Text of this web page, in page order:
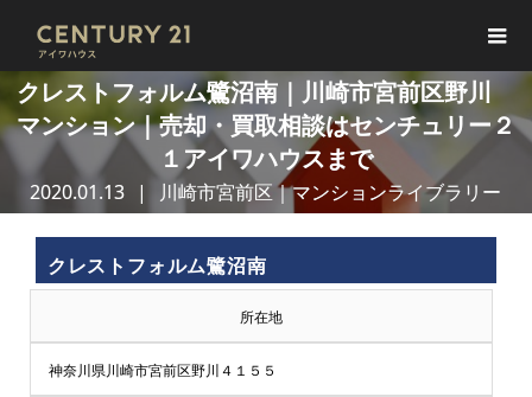
クレストフォルム鷺沼南｜川崎市宮前区野川
マンション｜売却・買取相談はセンチュリー２
１アイワハウスまで
2020.01.13 川崎市宮前区｜マンションライブラリー
クレストフォルム鷺沼南
所在地
神奈川県川崎市宮前区野川４１５５